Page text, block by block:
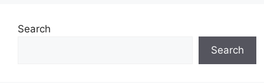
Search
Search